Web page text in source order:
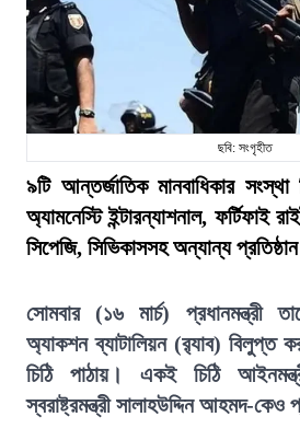
ছবি: সংগৃহীত
৯টি আন্তর্জাতিক মানবাধিকার
অ্যামনেস্টি ইন্টারন্যাশনাল, ফর্টিফাই
সিপেজি, সিভিকাসসহ অন্যান্য
সোমবার (১৬ মার্চ) প্রধানমন্ত্রী
অ্যাকশন ব্যাটালিয়ন (র‍্যাব) বিলুপ্ত
চিঠি পাঠায়। একই চিঠি
স্বরাষ্ট্রমন্ত্রী সালাহউদ্দিন আহমদ-কেও